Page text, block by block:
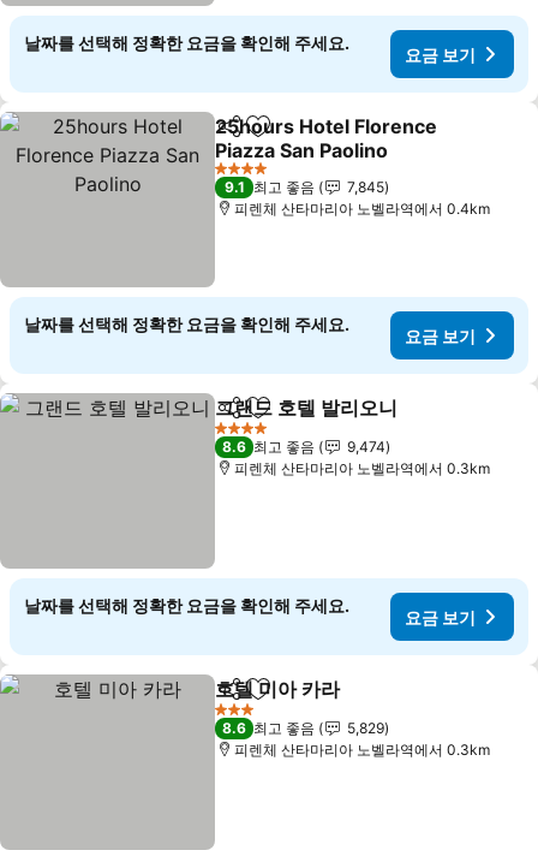
날짜를 선택해 정확한 요금을 확인해 주세요.
요금 보기
공유 즐겨찾기에 추가
25hours Hotel Florence
Piazza San Paolino
4 성급
9.1 최고 좋음
7,845
피렌체 산타마리아 노벨라역에서 0.4km
날짜를 선택해 정확한 요금을 확인해 주세요.
요금 보기
공유 즐겨찾기에 추가
그랜드 호텔 발리오니
4 성급
8.6 최고 좋음
9,474
피렌체 산타마리아 노벨라역에서 0.3km
날짜를 선택해 정확한 요금을 확인해 주세요.
요금 보기
공유 즐겨찾기에 추가
호텔 미아 카라
3 성급
8.6 최고 좋음
5,829
피렌체 산타마리아 노벨라역에서 0.3km